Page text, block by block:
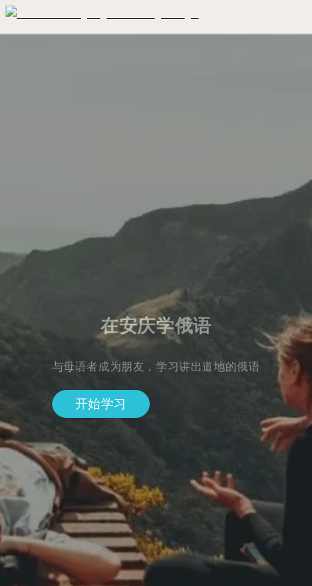
在安庆学俄语
与母语者成为朋友，学习讲出道地的俄语
开始学习